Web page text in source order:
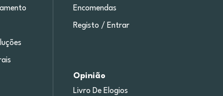
Encomendas
Registo / Entrar
Opinião
Livro De Elogios